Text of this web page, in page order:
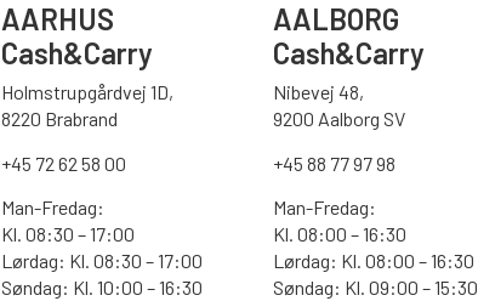
AARHUS
Cash&Carry
Holmstrupgårdvej 1D,
8220 Brabrand
+45 72 62 58 00
Man-Fredag:
Kl. 08:30 – 17:00
Lørdag: Kl. 08:30 – 17:00
Søndag: Kl. 10:00 – 16:30
AALBORG
Cash&Carry
Nibevej 48,
9200 Aalborg SV
+45 88 77 97 98
Man-Fredag:
Kl. 08:00 – 16:30
Lørdag: Kl. 08:00 – 16:30
Søndag: Kl. 09:00 – 15:30